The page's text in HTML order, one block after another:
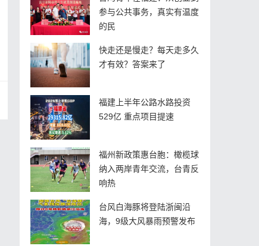
参与公共事务，真实有温度
的民
快走还是慢走？每天走多久
才有效？答案来了
福建上半年公路水路投资
529亿 重点项目提速
福州新政策惠台胞：橄榄球
纳入两岸青年交流，台青反
响热
台风白海豚将登陆浙闽沿
海，9级大风暴雨预警发布